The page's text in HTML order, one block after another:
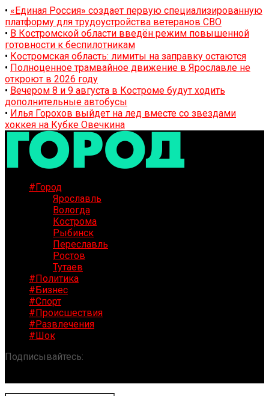
• «Единая Россия» создает первую специализированную
платформу для трудоустройства ветеранов СВО
• В Костромской области введён режим повышенной
готовности к беспилотникам
• Костромская область: лимиты на заправку остаются
• Полноценное трамвайное движение в Ярославле не
откроют в 2026 году
• Вечером 8 и 9 августа в Костроме будут ходить
дополнительные автобусы
• Илья Горохов выйдет на лед вместе со звездами
хоккея на Кубке Овечкина
#Город
Ярославль
Вологда
Кострома
Рыбинск
Переславль
Ростов
Тутаев
#Политика
#Бизнес
#Спорт
#Происшествия
#Развлечения
#Шок
Подписывайтесь: